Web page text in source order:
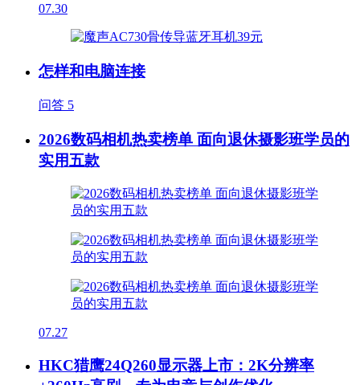
07.30
怎样和电脑连接
问答 5
2026数码相机热卖榜单 面向退休摄影班学员的
实用五款
07.27
HKC猎鹰24Q260显示器上市：2K分辨率